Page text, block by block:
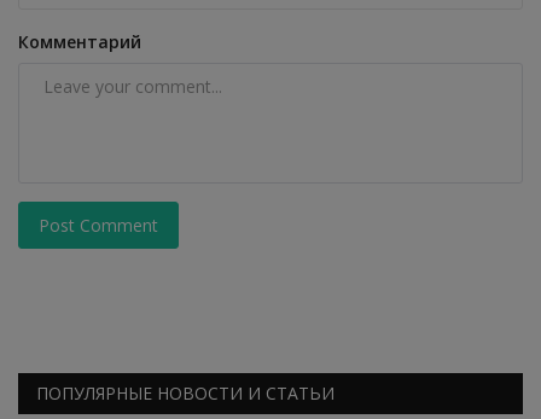
Комментарий
Post Comment
ПОПУЛЯРНЫЕ НОВОСТИ И СТАТЬИ